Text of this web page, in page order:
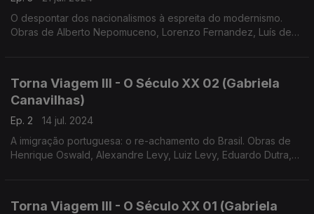
O despontar dos nacionalismos à espreita do modernismo.
Obras de Alberto Nepomuceno, Lorenzo Fernandez, Luís de
Torna Viagem III - O Século XX 02 (Gabriela
Canavilhas)
Ep. 2
14 jul. 2024
A imigração portuguesa: o re-achamento do Brasil. Obras de
Henrique Oswald, Alexandre Levy, Luiz Levy, Eduardo Dutra,
Torna Viagem III - O Século XX 01 (Gabriela